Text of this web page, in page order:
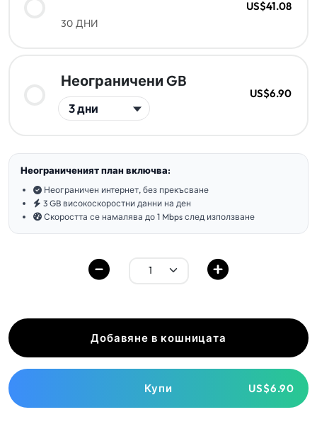
30 ДНИ
US$41.08
Неограничени GB
US$6.90
Неограниченият план включва:
Неограничен интернет, без прекъсване
3 GB високоскоростни данни на ден
Скоростта се намалява до 1 Mbps след използване
Добавяне в кошницата
Купи US$6.90